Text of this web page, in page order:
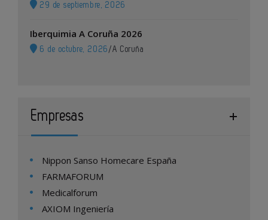
29 de septiembre, 2026
Iberquimia A Coruña 2026
6 de octubre, 2026 /A Coruña
Empresas
Nippon Sanso Homecare España
FARMAFORUM
Medicalforum
AXIOM Ingeniería